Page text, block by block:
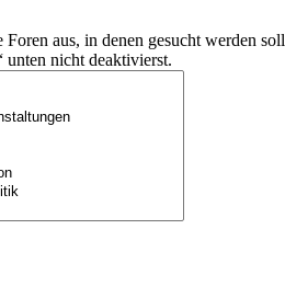
Foren aus, in denen gesucht werden
unten nicht deaktivierst.